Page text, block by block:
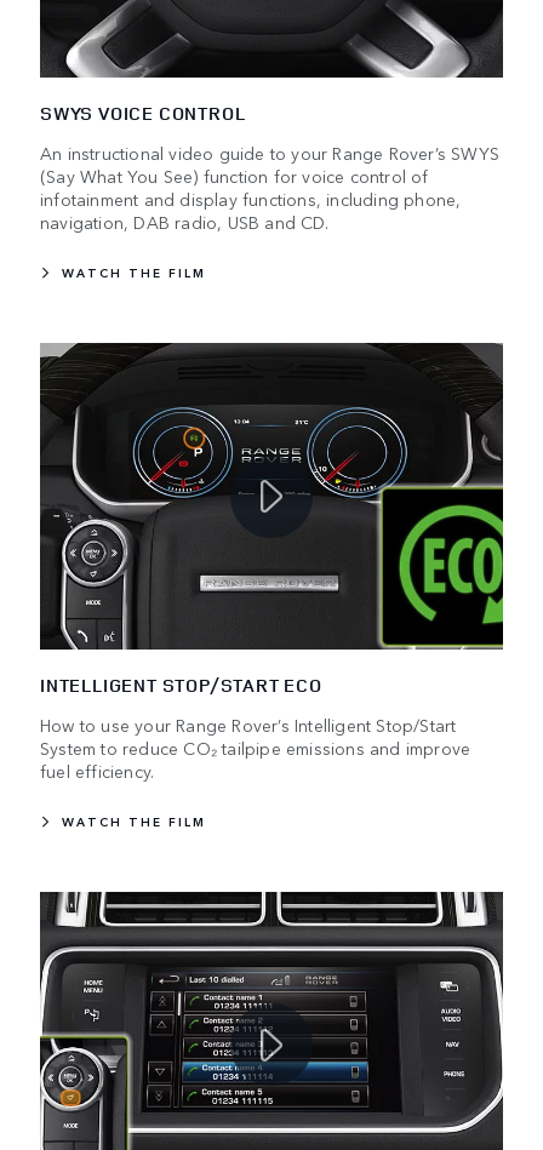
SWYS VOICE CONTROL
An instructional video guide to your Range Rover’s SWYS
(Say What You See) function for voice control of
infotainment and display functions, including phone,
navigation, DAB radio, USB and CD.
WATCH THE FILM
INTELLIGENT STOP/START ECO
How to use your Range Rover’s Intelligent Stop/Start
System to reduce CO₂ tailpipe emissions and improve
fuel efficiency.
WATCH THE FILM